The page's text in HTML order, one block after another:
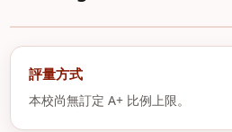
評量方式
本校尚無訂定 A+ 比例上限。